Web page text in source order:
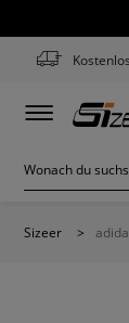
Sizeer >